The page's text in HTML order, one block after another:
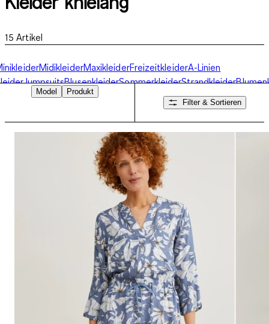
15 Artikel
MidikleiderMaxikleiderFreizeitkleiderA-Linien
JumpsuitsBlusenkleiderSommerkleiderStrandkleider
Kleider knielang
Model
Produkt
Filter & Sortieren